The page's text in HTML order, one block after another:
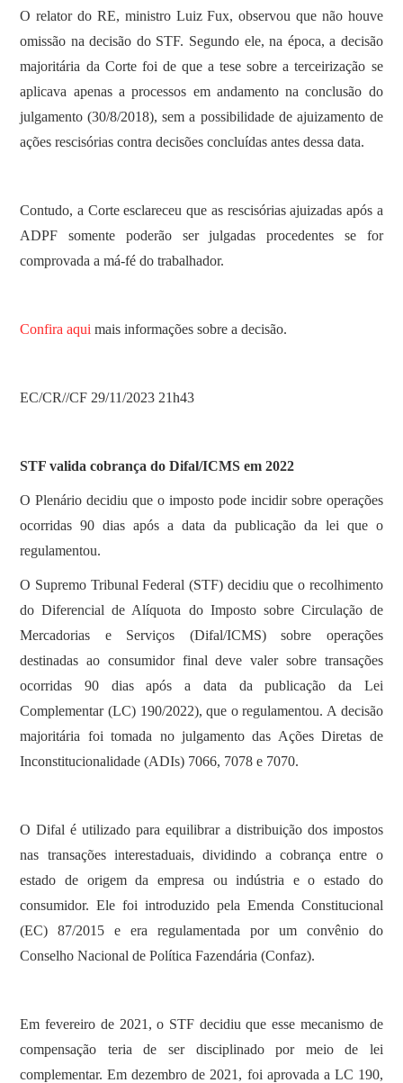
O relator do RE, ministro Luiz Fux, observou que não houve
omissão na decisão do STF. Segundo ele, na época, a decisão
majoritária da Corte foi de que a tese sobre a terceirização se
aplicava apenas a processos em andamento na conclusão do
julgamento (30/8/2018), sem a possibilidade de ajuizamento de
ações rescisórias contra decisões concluídas antes dessa data.
Contudo, a Corte esclareceu que as rescisórias ajuizadas após a
ADPF somente poderão ser julgadas procedentes se for
comprovada a má-fé do trabalhador.
Confira aqui mais informações sobre a decisão.
EC/CR//CF 29/11/2023 21h43
STF valida cobrança do Difal/ICMS em 2022
O Plenário decidiu que o imposto pode incidir sobre operações
ocorridas 90 dias após a data da publicação da lei que o
regulamentou.
O Supremo Tribunal Federal (STF) decidiu que o recolhimento
do Diferencial de Alíquota do Imposto sobre Circulação de
Mercadorias e Serviços (Difal/ICMS) sobre operações
destinadas ao consumidor final deve valer sobre transações
ocorridas 90 dias após a data da publicação da Lei
Complementar (LC) 190/2022), que o regulamentou. A decisão
majoritária foi tomada no julgamento das Ações Diretas de
Inconstitucionalidade (ADIs) 7066, 7078 e 7070.
O Difal é utilizado para equilibrar a distribuição dos impostos
nas transações interestaduais, dividindo a cobrança entre o
estado de origem da empresa ou indústria e o estado do
consumidor. Ele foi introduzido pela Emenda Constitucional
(EC) 87/2015 e era regulamentada por um convênio do
Conselho Nacional de Política Fazendária (Confaz).
Em fevereiro de 2021, o STF decidiu que esse mecanismo de
compensação teria de ser disciplinado por meio de lei
complementar. Em dezembro de 2021, foi aprovada a LC 190,